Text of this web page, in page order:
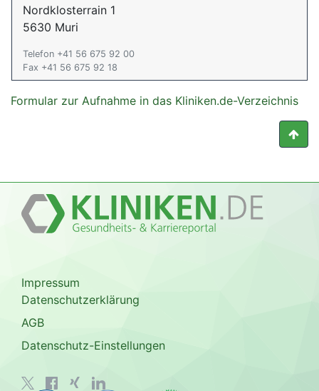
Nordklosterrain 1
5630 Muri
Telefon +41 56 675 92 00
Fax +41 56 675 92 18
Formular zur Aufnahme in das Kliniken.de-Verzeichnis
Impressum
Datenschutzerklärung
AGB
Datenschutz-Einstellungen